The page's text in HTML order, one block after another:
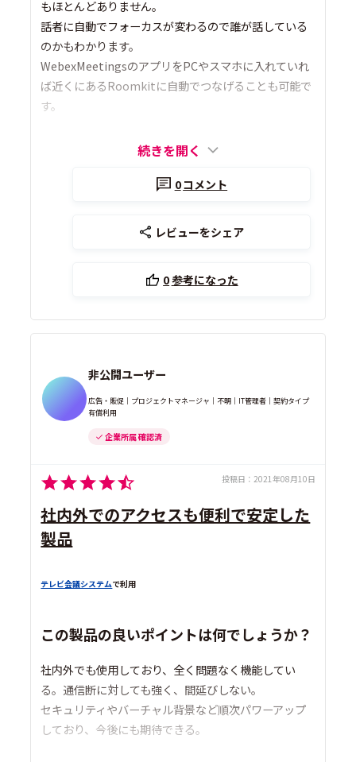
もほとんどありません。
話者に自動でフォーカスが変わるので誰が話している
のかもわかります。
WebexMeetingsのアプリをPCやスマホに入れていれ
ば近くにあるRoomkitに自動でつなげることも可能で
す。
続きを開く
0コメント
レビューをシェア
0参考になった
非公開ユーザー
広告・販促｜プロジェクトマネージャ｜不明｜IT管理者｜契約タイプ
有償利用
企業所属 確認済
投稿日： 2021年08月10日
社内外でのアクセスも便利で安定した
製品
テレビ会議システムで利用
この製品の良いポイントは何でしょうか？
社内外でも使用しており、全く問題なく機能してい
る。通信断に対しても強く、間延びしない。
セキュリティやバーチャル背景など順次パワーアップ
しており、今後にも期待できる。